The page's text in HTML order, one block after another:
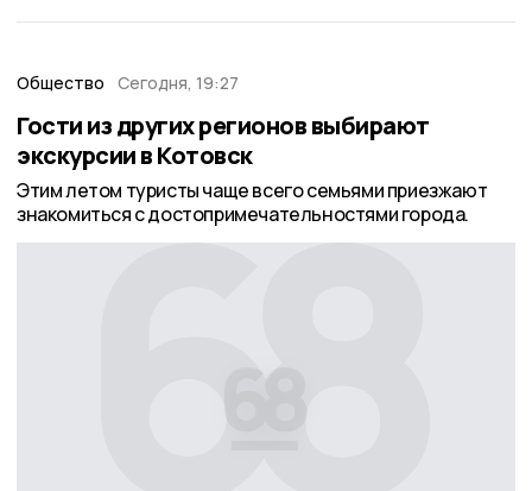
Общество Сегодня, 19:27
Гости из других регионов выбирают
экскурсии в Котовск
Этим летом туристы чаще всего семьями приезжают
знакомиться с достопримечательностями города.